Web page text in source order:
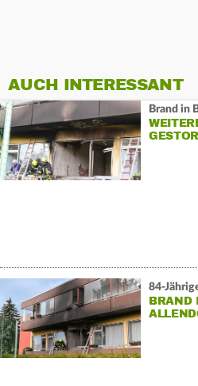
AUCH INTERESSANT
Brand in
84-
BRAND